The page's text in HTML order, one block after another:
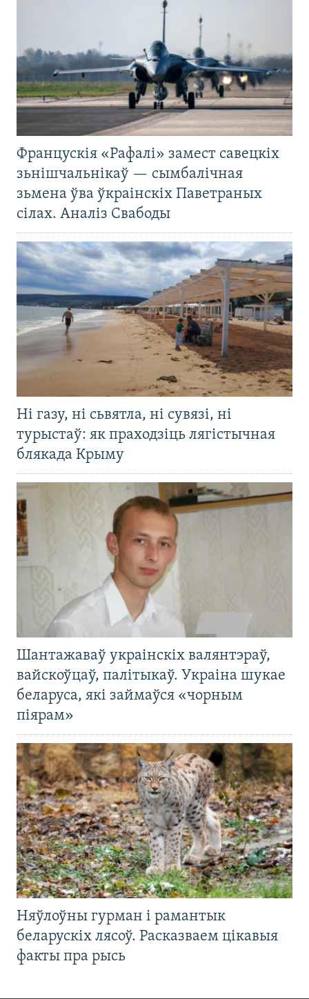
Францускія «Рафалі» замест савецкіх
зьнішчальнікаў — сымбалічная
зьмена ўва ўкраінскіх Паветраных
сілах. Аналіз Свабоды
Ні газу, ні сьвятла, ні сувязі, ні
турыстаў: як праходзіць лягістычная
блякада Крыму
Шантажаваў украінскіх валянтэраў,
вайскоўцаў, палітыкаў. Украіна шукае
беларуса, які займаўся «чорным
піярам»
Няўлоўны гурман і рамантык
беларускіх лясоў. Расказваем цікавыя
факты пра рысь